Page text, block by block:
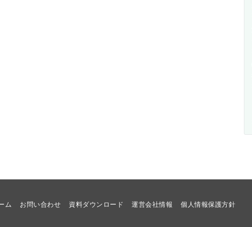
ム お問い合わせ 資料ダウンロード 運営会社情報 個人情報保護方針